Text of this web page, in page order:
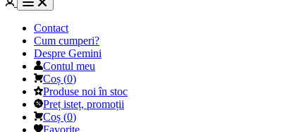
Contact
Cum cumperi?
Despre Gemini
Contul meu
Coș (0)
Produse noi în stoc
Preț isteț, promoții
Coș (0)
Favorite